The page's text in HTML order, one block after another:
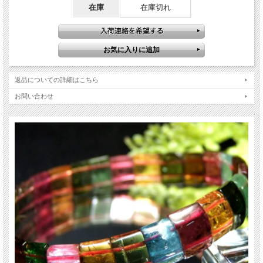
「バイヤー自ら撮影シリーズ」として、この子はここが秀でていますとバイヤー
がイチ押し出来る厳選ブレス。 他にも、バイヤーイチ押しのブレスレットを見た
い方は、検索窓に「バイヤー自ら撮影」と入れてください。
オススメポイント。
画像の通り、７色揃った激レアバングルの入荷です、全てロイヤルクラスの宝石
質トルマリンでありながら、激レアカラーである神の色パープルは薄めの色味な
ので心の目でお願いします。
鑑賞用確定の透明度と色味です。 如何にも奇跡が起きそうなトルマリンを手に
今回、１本のみの限定入荷ですので、コレクターの方はお早めに♪
赤・橙・黄・緑・青・藍・紫、トルマリンで7色揃えると奇跡が起きると云われ
ています、（紫は薄め）超透明宝石質トルマリンブレスレットです。
再入荷不能の世界に１本級のブレスレットですよ！
色の種類
青・藍・・・・パライバ・インディゴ
ピンク・・・ピンクトルマリン
赤（赤紫）・・・ルベライトトルマリン
緑・・・ヴェルデライトトルマリン
黄（茶）・・・ドラバイトトルマリン
紫・・・パープルトルマリン
在庫 在庫切れ
返品についての詳細はこちら
お問い合わせ